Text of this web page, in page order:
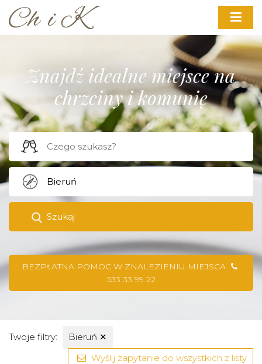
Znajdź idealne miejsce na
chrzciny i komunię
Szukaj
BEZPŁATNA POMOC W ZNALEZIENIU MIEJSCA
533 33 99 22
Twoje filtry: Bieruń ✕
Wyślij zapytanie do wszystkich z listy